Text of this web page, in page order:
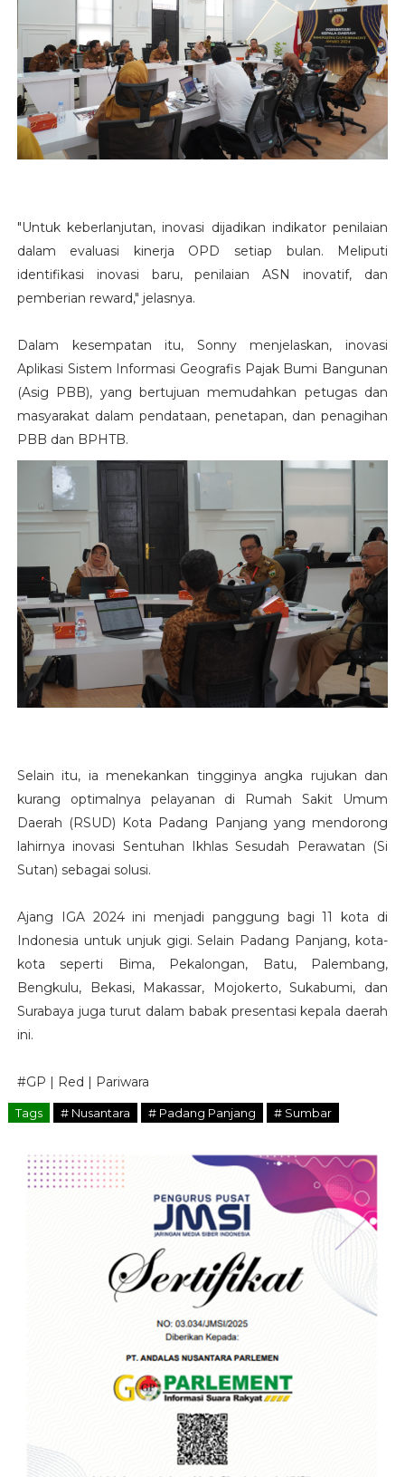
"Untuk keberlanjutan, inovasi dijadikan indikator penilaian
dalam evaluasi kinerja OPD setiap bulan. Meliputi
identifikasi inovasi baru, penilaian ASN inovatif, dan
pemberian reward," jelasnya.
Dalam kesempatan itu, Sonny menjelaskan, inovasi
Aplikasi Sistem Informasi Geografis Pajak Bumi Bangunan
(Asig PBB), yang bertujuan memudahkan petugas dan
masyarakat dalam pendataan, penetapan, dan penagihan
PBB dan BPHTB.
Selain itu, ia menekankan tingginya angka rujukan dan
kurang optimalnya pelayanan di Rumah Sakit Umum
Daerah (RSUD) Kota Padang Panjang yang mendorong
lahirnya inovasi Sentuhan Ikhlas Sesudah Perawatan (Si
Sutan) sebagai solusi.
Ajang IGA 2024 ini menjadi panggung bagi 11 kota di
Indonesia untuk unjuk gigi. Selain Padang Panjang, kota-
kota seperti Bima, Pekalongan, Batu, Palembang,
Bengkulu, Bekasi, Makassar, Mojokerto, Sukabumi, dan
Surabaya juga turut dalam babak presentasi kepala daerah
ini.
#GP | Red | Pariwara
Tags # Nusantara # Padang Panjang # Sumbar